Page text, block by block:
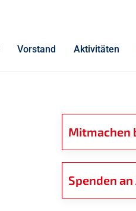
Vorstand Aktivitäten
Mitmachen
Spenden an